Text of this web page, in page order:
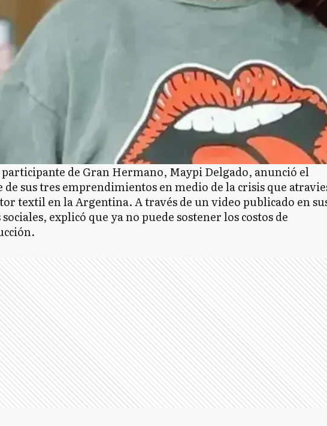
participante de Gran Hermano, Maypi Delgado, anunció el
de sus tres emprendimientos en medio de la crisis que
textil en la Argentina. A través de un video publicado en
explicó que ya no puede sostener los costos de